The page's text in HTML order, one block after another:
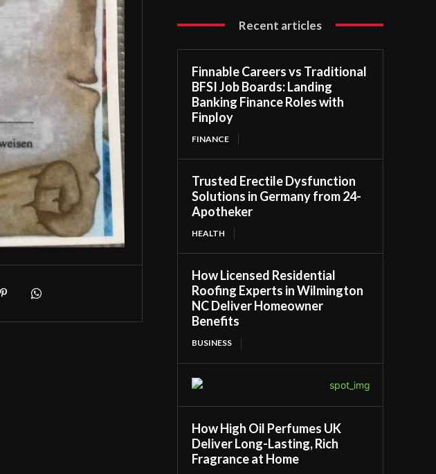
Recent articles
Finnable Careers vs Traditional
BFSI Job Boards: Landing
Banking Finance Roles with
Finploy
FINANCE
Trusted Erectile Dysfunction
Solutions in Germany from 24-
Apotheker
HEALTH
How Licensed Residential
Roofing Experts in Wilmington
NC Deliver Homeowner
Benefits
BUSINESS
How High Oil Perfumes UK
Deliver Long-Lasting, Rich
Fragrance at Home